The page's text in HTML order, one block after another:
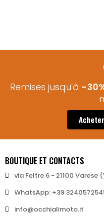
Remises jusqu'à -
BOUTIQUE ET CONTACTS
via Feltre 6 - 21100 Varese
WhatsApp: +39
info@occhialimoto.it